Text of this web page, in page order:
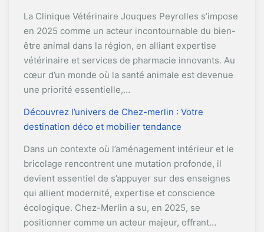
La Clinique Vétérinaire Jouques Peyrolles s’impose
en 2025 comme un acteur incontournable du bien-
être animal dans la région, en alliant expertise
vétérinaire et services de pharmacie innovants. Au
cœur d’un monde où la santé animale est devenue
une priorité essentielle,…
Découvrez l’univers de Chez-merlin : Votre
destination déco et mobilier tendance
Dans un contexte où l’aménagement intérieur et le
bricolage rencontrent une mutation profonde, il
devient essentiel de s’appuyer sur des enseignes
qui allient modernité, expertise et conscience
écologique. Chez-Merlin a su, en 2025, se
positionner comme un acteur majeur, offrant…